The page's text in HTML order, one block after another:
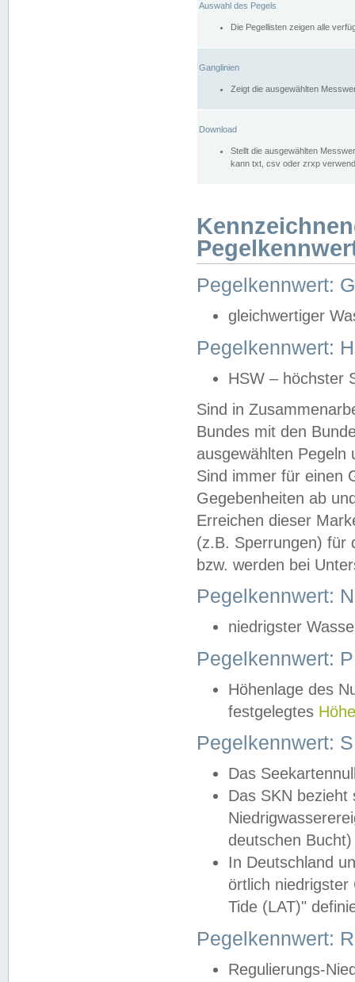
Auswahl des Pegels
Die Pegellisten zeigen alle
Ganglinien
Zeigt die ausgewählten
Download
Stellt die ausgewählten
kann txt, csv oder zrxp
Pegelkennwert:
gleichwertiger
Pegelkennwert:
HSW – höchster
Sind in
Bundes mit den
ausgewählten
Sind immer für einen
Gegebenheiten ab
Erreichen dieser
(z.B. Sperrungen) für
bzw. werden bei
Pegelkennwert:
niedrigster
Pegelkennwert:
Höhenlage des
festgelegtes
Pegelkennwert:
Das
Das SKN
deutschen
In Deutschland
örtlich
Tide (LAT)"
Pegelkennwert:
Regulierungs-